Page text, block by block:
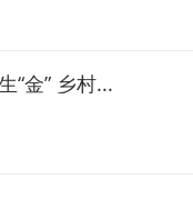
“金” 乡村...